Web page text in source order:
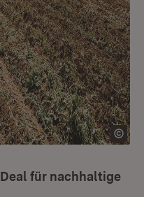
für nachhaltige